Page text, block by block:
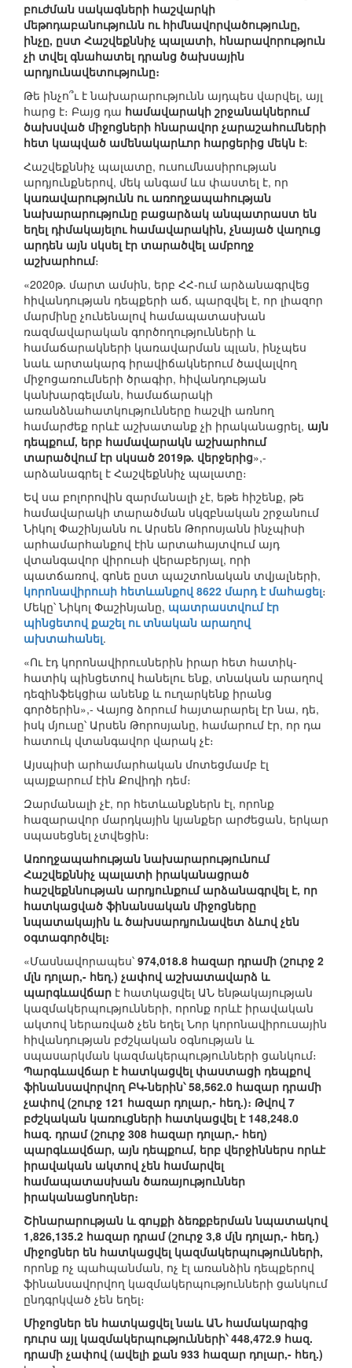
բուժման սակագների հաշվարկի
մեթոդաբանությունն ու հիմնավորվածությունը,
ինչը, ըստ Հաշվեքննիչ պալատի, հնարավորություն
չի տվել գնահատել դրանց ծախսային
արդյունավետությունը։
Թե ինչո՞ւ է նախարարությունն այդպես վարվել, այլ
հարց է։ Բայց դա համավարակի շրջանակներում
ծախսված միջոցների հնարավոր չարաշահումների
հետ կապված ամենակարևոր հարցերից մեկն է։
Հաշվեքննիչ պալատը, ուսումնասիրության
արդյունքներով, մեկ անգամ ևս փաստել է, որ
կառավարությունն ու առողջապահության
նախարարությունը բացարձակ անպատրաստ են
եղել դիմակայելու համավարակին, չնայած վաղուց
արդեն այն սկսել էր տարածվել ամբողջ
աշխարհում։
«2020թ. մարտ ամսին, երբ ՀՀ-ում արձանագրվեց
հիվանդության դեպքերի աճ, պարզվել է, որ լիազոր
մարմինը չունենալով համապատասխան
ռազմավարական գործողությունների և
համաճարակների կառավարման պլան, ինչպես
նաև արտակարգ իրավիճակներում ծավալվող
միջոցառումների ծրագիր, հիվանդության
կանխարգելման, համաճարակի
առանձնահատկությունները հաշվի առնող
համարժեք որևէ աշխատանք չի իրականացրել, այն
դեպքում, երբ համավարակն աշխարհում
տարածվում էր սկսած 2019թ. վերջերից»,-
արձանագրել է Հաշվեքննիչ պալատը։
Եվ սա բոլորովին զարմանալի չէ, եթե հիշենք, թե
համավարակի տարածման սկզբնական շրջանում
Նիկոլ Փաշինյանն ու Արսեն Թորոսյանն ինչպիսի
արհամարհանքով էին արտահայտվում այդ
վտանգավոր վիրուսի վերաբերյալ, որի
պատճառով, գոնե ըստ պաշտոնական տվյալների,
կորոնավիրուսի հետևանքով 8622 մարդ է մահացել։
Մեկը՝ Նիկոլ Փաշինյանը, պատրաստվում էր
պինցետով քաշել ու տնական արաղով
ախտահանել.
«Ու էդ կորոնավիրուսներին իրար հետ հատիկ-
հատիկ պինցետով հանելու ենք, տնական արաղով
դեզինֆեկցիա անենք և ուղարկենք իրանց
գործերին»,- Վայոց ձորում հայտարարել էր նա, դե,
իսկ մյուսը՝ Արսեն Թորոսյանը, համարում էր, որ դա
հատուկ վտանգավոր վարակ չէ։
Այսպիսի արհամարհական մոտեցմամբ էլ
պայքարում էին Քովիդի դեմ։
Զարմանալի չէ, որ հետևանքներն էլ, որոնք
հազարավոր մարդկային կյանքեր արժեցան, երկար
սպասեցնել չտվեցին։
Առողջապահության նախարարությունում
Հաշվեքննիչ պալատի իրականացրած
հաշվեքննության արդյունքում արձանագրվել է, որ
հատկացված ֆինանսական միջոցները
նպատակային և ծախսարդյունավետ ձևով չեն
օգտագործվել։
«Մասնավորապես՝ 974,018.8 հազար դրամի (շուրջ 2
մլն դոլար,- հեղ.) չափով աշխատավարձ և
պարգևավճար է հատկացվել ԱՆ ենթակայության
կազմակերպությունների, որոնք որևէ իրավական
ակտով ներառված չեն եղել Նոր կորոնավիրուսային
հիվանդության բժշկական օգնության և
սպասարկման կազմակերպությունների ցանկում։
Պարգևավճար է հատկացվել փաստացի դեպքով
ֆինանսավորվող ԲԿ-ներին՝ 58,562.0 հազար դրամի
չափով (շուրջ 121 հազար դոլար,- հեղ.)։ Թվով 7
բժշկական կառուցների հատկացվել է 148,248.0
հազ. դրամ (շուրջ 308 հազար դոլար,- հեղ)
պարգևավճար, այն դեպքում, երբ վերջիններս որևէ
իրավական ակտով չեն համարվել
համապատասխան ծառայություններ
իրականացնողներ։
Շինարարության և գույքի ձեռքբերման նպատակով
1,826,135.2 հազար դրամ (շուրջ 3,8 մլն դոլար,- հեղ.)
միջոցներ են հատկացվել կազմակերպությունների,
որոնք ոչ պահպանման, ոչ էլ առանձին դեպքերով
ֆինանսավորվող կազմակերպությունների ցանկում
ընդգրկված չեն եղել։
Միջոցներ են հատկացվել նաև ԱՆ համակարգից
դուրս այլ կազմակերպությունների՝ 448,472.9 հազ.
դրամի չափով (ավելի քան 933 հազար դոլար,- հեղ.)